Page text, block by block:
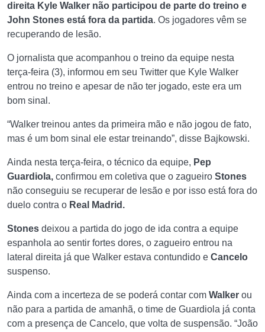
direita Kyle Walker não participou de parte do treino e
John Stones está fora da partida. Os jogadores vêm se
recuperando de lesão.
O jornalista que acompanhou o treino da equipe nesta
terça-feira (3), informou em seu Twitter que Kyle Walker
entrou no treino e apesar de não ter jogado, este era um
bom sinal.
“Walker treinou antes da primeira mão e não jogou de fato,
mas é um bom sinal ele estar treinando”, disse Bajkowski.
Ainda nesta terça-feira, o técnico da equipe, Pep
Guardiola, confirmou em coletiva que o zagueiro Stones
não conseguiu se recuperar de lesão e por isso está fora do
duelo contra o Real Madrid.
Stones deixou a partida do jogo de ida contra a equipe
espanhola ao sentir fortes dores, o zagueiro entrou na
lateral direita já que Walker estava contundido e Cancelo
suspenso.
Ainda com a incerteza de se poderá contar com Walker ou
não para a partida de amanhã, o time de Guardiola já conta
com a presença de Cancelo, que volta de suspensão. “João